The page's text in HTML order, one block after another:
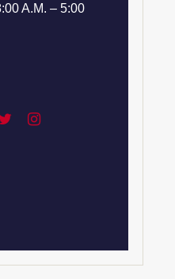
A.M. – 5:00